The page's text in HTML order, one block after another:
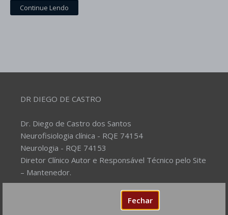
Fechar
Continue Lendo
DR DIEGO DE CASTRO
Dr. Diego de Castro dos Santos
Neurofisiologia clínica - RQE 74154
Neurologia - RQE 74153
Diretor Clínico Autor e Responsável Técnico pelo Site
– Mantenedor.
Prover Soluções cada vez mais
completas de forma facilitada para a gestão da saúde